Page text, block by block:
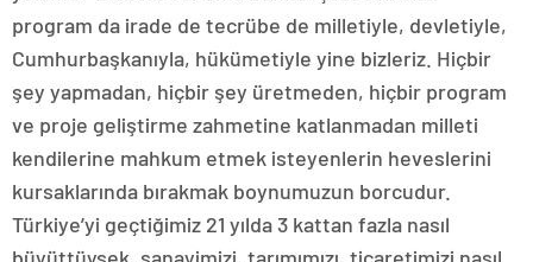
program da irade de tecrübe de milletiyle, devletiyle,
Cumhurbaşkanıyla, hükümetiyle yine bizleriz. Hiçbir
şey yapmadan, hiçbir şey üretmeden, hiçbir program
ve proje geliştirme zahmetine katlanmadan milleti
kendilerine mahkum etmek isteyenlerin heveslerini
kursaklarında bırakmak boynumuzun borcudur.
Türkiye’yi geçtiğimiz 21 yılda 3 kattan fazla nasıl